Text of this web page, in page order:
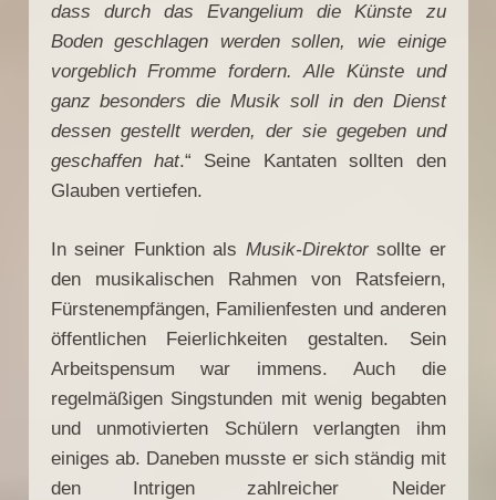
dass durch das Evangelium die Künste zu
Boden geschlagen werden sollen, wie einige
vorgeblich Fromme fordern. Alle Künste und
ganz besonders die Musik soll in den Dienst
dessen gestellt werden, der sie gegeben und
geschaffen hat.“ Seine Kantaten sollten den
Glauben vertiefen.
In seiner Funktion als Musik-Direktorsollte er
den musikalischen Rahmen von Ratsfeiern,
Fürstenempfängen, Familienfesten und anderen
öffentlichen Feierlichkeiten gestalten. Sein
Arbeitspensum war immens. Auch die
regelmäßigen Singstunden mit wenig begabten
und unmotivierten Schülern verlangten ihm
einiges ab. Daneben musste er sich ständig mit
den Intrigen zahlreicher Neider